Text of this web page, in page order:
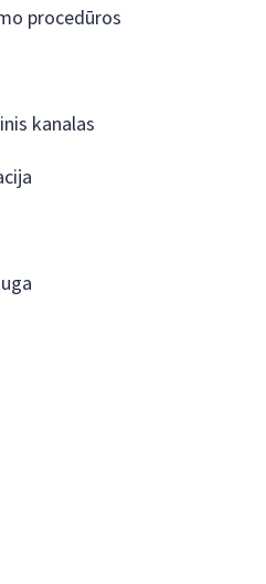
procedūros
kanalas